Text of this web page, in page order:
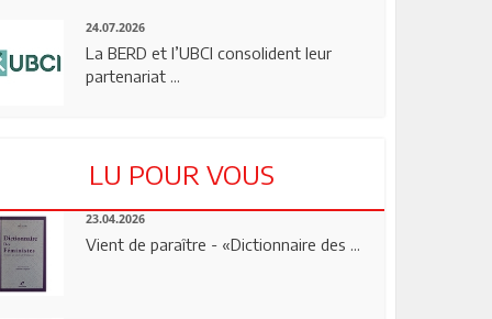
24.07.2026
La BERD et l’UBCI consolident leur
partenariat ...
LU POUR VOUS
23.04.2026
Vient de paraître - «Dictionnaire des ...